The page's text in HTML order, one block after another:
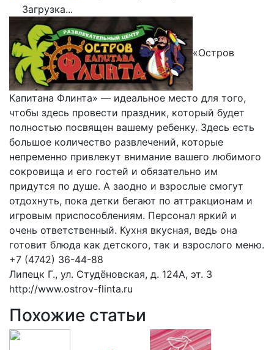
Загрузка...
«Остров
Капитана Флинта» — идеальное место для того,
чтобы здесь провести праздник, который будет
полностью посвящен вашему ребенку. Здесь есть
большое количество развлечений, которые
непременно привлекут внимание вашего любимого
сокровища и его гостей и обязательно им
придутся по душе. А заодно и взрослые смогут
отдохнуть, пока детки бегают по аттракционам и
игровым приспособлениям. Персонал яркий и
очень ответственный. Кухня вкусная, ведь она
готовит блюда как детского, так и взрослого меню.
+7 (4742) 36-44-88
Липецк Г., ул. Студёновская, д. 124А, эт. 3
http://www.ostrov-flinta.ru
Похожие статьи